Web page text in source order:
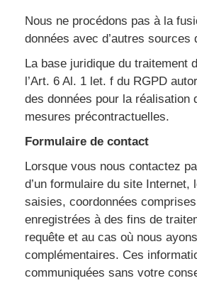
Nous ne procédons pas à la
données avec d’autres sources
La base juridique du traitement
l’Art. 6 Al. 1 let. f du RGPD
des données pour la réalisation
mesures précontractuelles.
Formulaire de contact
Lorsque vous nous contactez
d’un formulaire du site Internet,
saisies, coordonnées
enregistrées à des fins de
requête et au cas où nous
complémentaires. Ces
communiquées sans votre